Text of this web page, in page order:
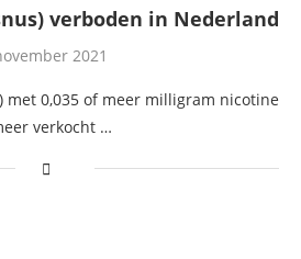
verboden in Nederland
2021
met 0,035 of meer milligram nicotine
verkocht …